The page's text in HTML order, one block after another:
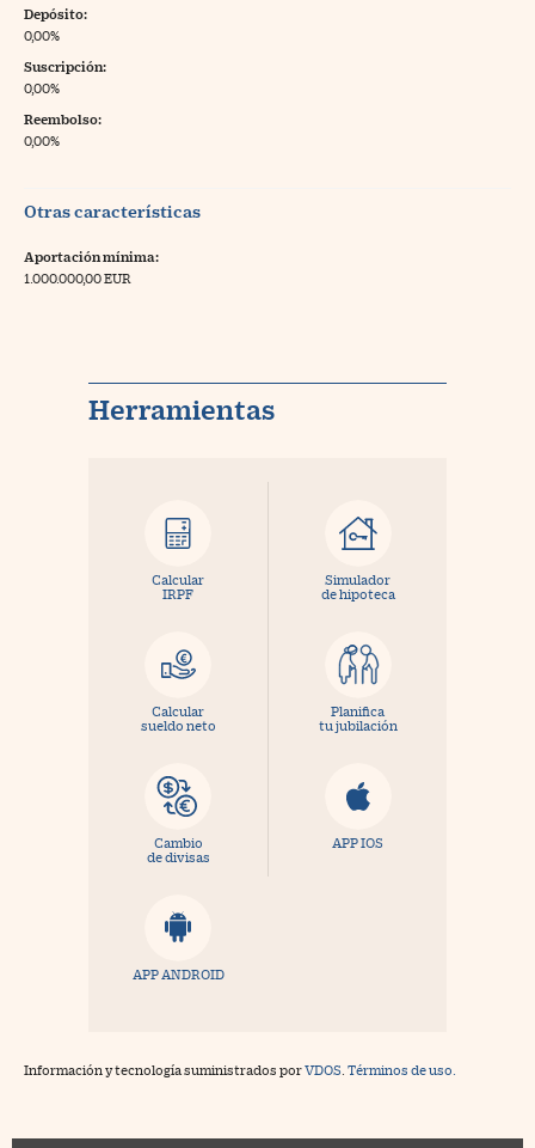
Depósito:
0,00%
Suscripción:
0,00%
Reembolso:
0,00%
Otras características
Aportación mínima:
1.000.000,00 EUR
Herramientas
Calcular
IRPF
Simulador
de hipoteca
Calcular
sueldo neto
Planifica
tu jubilación
Cambio
de divisas
APP IOS
APP ANDROID
Información y tecnología suministrados porVDOS Términos de uso.